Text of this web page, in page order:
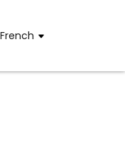
French